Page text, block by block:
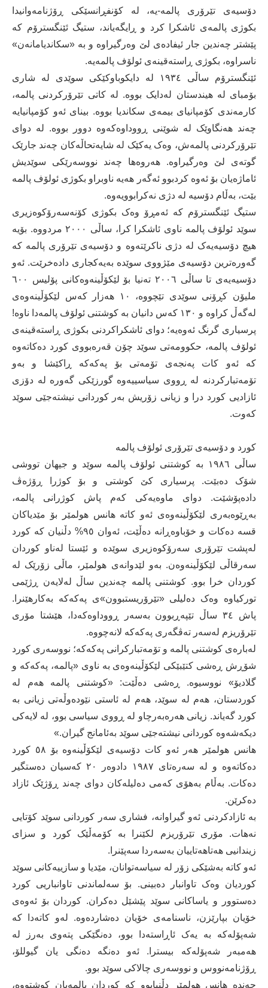
دۆسیه‌ی تێرۆری پالمه‌-یه‌، له‌ كۆنفڕانسێكی ڕۆژنامه‌وانیدا
بكوژی پالمه‌ی ئاشكرا كرد و ڕایگه‌یاند، ستیگ ئێنگسترۆم كه‌
پێشتر چه‌ندین جار ئیفاده‌ی لێ وه‌رگیراوه‌ و به‌ «سکاندیامانەن»
ناسراوه‌، بكوژی ڕاسته‌قینه‌ی ئولۆف پالمه‌یه‌.
ئێنگسترۆم ساڵی ١٩٣٤ له‌ دایكوباوكێكی سوێدی له‌ شاری
بۆمبای لە هیندستان لەدایک بووە. له‌ كاتی تێرۆركردنی پالمه‌،
کارمەندی کۆمپانیای بیمەی سکاندیا بووە. بینای ئەو کۆمپانیایە
چەند هەنگاوێک لە شوێنی ڕووداوەکەوە دوور بووه‌. له‌ دوای
تێرۆركردنی پالمه‌ش، وه‌ک یه‌كێک له‌ شایه‌تحاڵه‌كان چه‌ند جارێک
گوته‌ی لێ وه‌رگیراوه‌. هه‌روه‌ها چه‌ند نووسه‌رێكی سوێدیش
ئاماژه‌یان بۆ ئه‌وه‌ كردبوو‌ ئه‌گه‌ر هه‌یه‌ ناوبراو بكوژی ئولۆف پالمه
بێت، به‌ڵام دۆسیه‌ له‌ دژی نه‌كرابوویه‌وه‌.
ستیگ ئێنگسترۆم كه‌ ئه‌مڕۆ وه‌ک بكوژی كۆنه‌سه‌رۆكوه‌زیری
سوێد ئولۆف پالمه‌ ناوی ئاشكرا كرا، ساڵی ٢٠٠٠ مردووه‌. بۆیه‌
هیچ دۆسیه‌یه‌ک له‌ دژی ناكرێته‌وه‌ و دۆسیه‌ی تێرۆری پالمه‌ كه‌
گه‌وره‌ترین دۆسیه‌ی مێژووی سوێده‌ به‌یه‌كجاری داده‌خرێت. ئه‌و
دۆسیه‌یه‌ی تا ساڵی ٢٠٠٦ ته‌نیا بۆ لێكۆڵینه‌وه‌كانی پۆلیس ٦٠٠
ملیۆن كڕۆنی سوێدی تێچووه‌، ١٠ هه‌زار كه‌س لێكۆڵینه‌وه‌ی
له‌گه‌ڵ كراوه‌ و ١٣٠ كه‌س دانیان به‌ كوشتنی ئولۆف پالمه‌دا ناوه‌!
پرسیاری گرنگ ئه‌وه‌یه؛‌ دوای ئاشكراكردنی بكوژی ڕاسته‌قینه‌ی
ئولۆف پالمه‌، حكوومه‌تی سوێد چۆن قه‌ره‌بووی كورد ده‌كاته‌وه‌
كه‌ ئه‌و كات په‌نجه‌ی تۆمه‌تی بۆ په‌كه‌كه‌ ڕاكێشا و به‌و
تۆمه‌تباركردنه‌ له‌ ڕووی سیاسییه‌وه‌ گورزێكی گه‌وره‌ له‌ دۆزی
ئازادیی كورد درا و زیانی زۆریش به‌ر كوردانی نیشته‌جێی سوێد
كه‌وت.
كورد و دۆسیه‌ی تێرۆری ئولۆف پالمه‌
ساڵی ١٩٨٦ به‌ كوشتنی ئولۆف پالمه‌ سوێد و جیهان تووشی
شۆک ده‌بێت. پرسیاری كێ كوشتی و بۆ كوژرا ڕۆژه‌ڤ
دادەپۆشێت. دوای ماوه‌یه‌كی كه‌م پاش كوژرانی پالمه‌،
به‌ڕێوه‌به‌ری لێكۆڵینه‌وه‌ی ئه‌و كاته‌ هانس هولمێر بۆ مێدیاكان
قسه‌ ده‌كات و خۆباوه‌ڕانه‌ ده‌ڵێت، ئه‌وان ٩٥% دڵنیان كه‌ كورد
له‌پشت تێرۆری سه‌رۆكوه‌زیری سوێده‌ و ئێستا له‌ناو كوردان
سه‌رقاڵی لێكۆڵینه‌وه‌ن. به‌و لێدوانه‌ی هولمێر، ماڵی زۆرێک له‌
كوردان خرا بوو. كوشتنی پالمه‌ چه‌ندین ساڵ له‌لایه‌ن ڕژێمی
توركیاوه‌ وه‌ک ده‌لیلی «تێرۆریستبوون»ی په‌كه‌كه‌ به‌كارهێنرا.
پاش ٣٤ ساڵ تێپه‌ڕبوون به‌سه‌ر ڕووداوه‌كه‌دا، هێشتا مۆری
تێرۆریزم له‌سه‌ر ته‌ڤگه‌ری په‌كه‌كه‌ لانه‌چووه‌.
له‌باره‌ی كوشتنی پالمه‌ و تۆمه‌تباركرانی په‌كه‌كه‌؛ نووسه‌ری كورد
شۆڕش ڕه‌شی كتێبێكی لێكۆڵینه‌وه‌ی به ‌ناوی «پالمه‌، په‌كه‌كه‌ و
گلادیۆ» نووسیوه‌. ڕه‌شی ده‌ڵێت: «كوشتنی پالمه‌ هه‌م له‌
كوردستان، هه‌م له‌ سوێد، هه‌م له‌ ئاستی نێوده‌وڵه‌تی زیانی به‌
كورد گه‌یاند. زیانی هه‌ره‌به‌رچاو له‌ ڕووی سیاسی بوو، له ‌لایه‌كی
دیكه‌شه‌وه‌‌ كوردانی نیشته‌جێی سوێد به‌ئامانج گیران.»
هانس هولمێر هه‌ر ئه‌و كات دۆسیه‌ی لێكۆڵینه‌وه‌ بۆ ٥٨ كورد
ده‌كاته‌وه‌ و له‌ سه‌ره‌تای ١٩٨٧ دادوه‌ر ٢٠ كه‌سیان ده‌ستگیر
ده‌كات. به‌ڵام به‌هۆی كه‌می ده‌لیله‌كان دوای چه‌ند ڕۆژێک ئازاد
ده‌كرێن.
به‌ ئازادكردنی ئه‌و گیراوانه‌، فشاری سه‌ر كوردانی سوێد كۆتایی
نه‌هات. مۆری تێرۆریزم لكێنرا به‌ كۆمه‌ڵێک كورد و سزای
زیندانیی هه‌تاهه‌تاییان به‌سه‌ردا سه‌پێنرا.
ئه‌و كاته‌ به‌شێكی زۆر له‌ سیاسه‌توانان، مێدیا و سازییه‌كانی سوێد
كوردیان وه‌ک تاوانبار ده‌بینی. بۆ سه‌لماندنی تاوانباریی كورد
ده‌ستوور و یاساكانی سوێد پێشێل ده‌كران. كوردان بۆ ئه‌وه‌ی
خۆیان بپارێزن، ناسنامه‌ی خۆیان ده‌شارده‌وه‌. له‌و كاته‌دا كه‌
شه‌پۆله‌كه‌ به‌ یه‌ک ئاڕاسته‌دا بوو، ده‌نگێكی پته‌وی به‌رز له‌
هه‌مبه‌ر شه‌پۆله‌كه‌ بیسترا. ئه‌و ده‌نگه‌ ده‌نگی یان گیوللۆ،
ڕۆژنامه‌نووس و نووسه‌ری چالاكی سوێد بوو.
چه‌نده‌ هانس هولمێر دڵنیابوو كه‌ كوردان پالمه‌یان كوشتووه‌،